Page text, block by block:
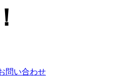
問い合わせ